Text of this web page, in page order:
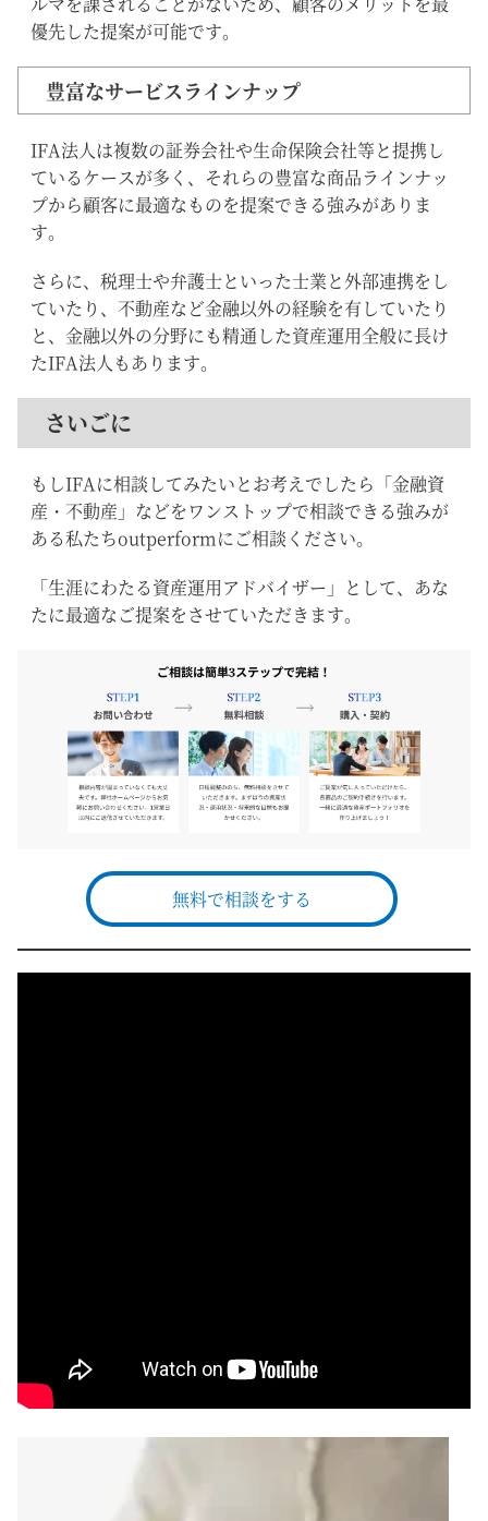
優先した提案が可能です。
豊富なサービスラインナップ
IFA法人は複数の証券会社や生命保険会社等と提携し
ているケースが多く、それらの豊富な商品ラインナッ
プから顧客に最適なものを提案できる強みがありま
す。
さらに、税理士や弁護士といった士業と外部連携をし
ていたり、不動産など金融以外の経験を有していたり
と、金融以外の分野にも精通した資産運用全般に長け
たIFA法人もあります。
さいごに
もしIFAに相談してみたいとお考えでしたら「金融資
産・不動産」などをワンストップで相談できる強みが
ある私たちoutperformにご相談ください。
「生涯にわたる資産運用アドバイザー」として、あな
たに最適なご提案をさせていただきます。
無料で相談をする